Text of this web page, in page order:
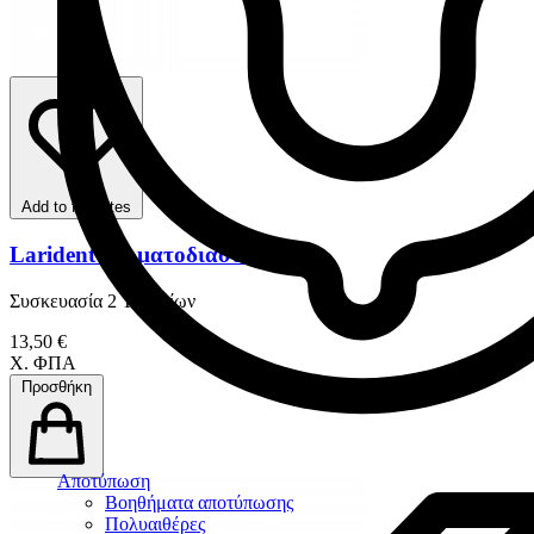
Αποτύπωση
Βοηθήματα αποτύπωσης
Πολυαιθέρες
Add to favorites
Larident Στοµατοδιαστολείς
Συσκευασία 2 Τεμαχίων
13,50 €
Χ. ΦΠΑ
Προσθήκη